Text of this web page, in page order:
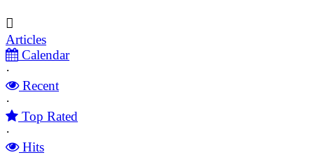
Articles
Calendar
·
Recent
·
Top Rated
·
Hits